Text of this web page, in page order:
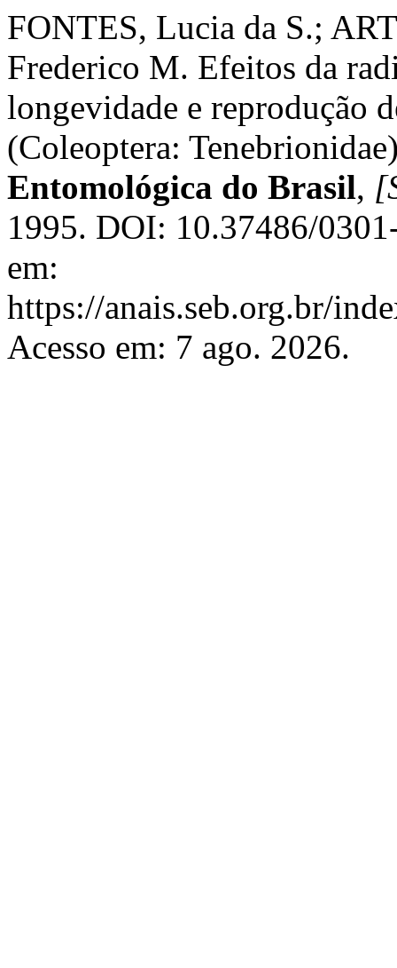
FONTES, Lucia da S.;
Frederico M. Efeitos da
longevidade e reprodução
(Coleoptera:
Entomológica do Brasil,
1995. DOI: 10.37486/
em:
https://anais.seb.org.br/
Acesso em: 7 ago. 2026.